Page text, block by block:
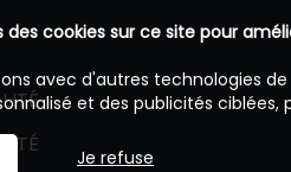
des cookies sur ce site pour
avec d'autres technologies
et des publicités
Je refuse